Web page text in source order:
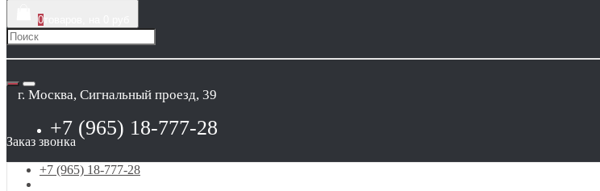
0
г. Москва, Сигнальный проезд, 39
+7 (965) 18-777-28
Заказ звонка
+7 (965) 18-777-28